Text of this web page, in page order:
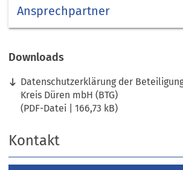
Ansprechpartner
Downloads
Datenschutzerklärung der
Kreis Düren mbH (BTG)
PDF-Datei 166,73 kB
Kontakt